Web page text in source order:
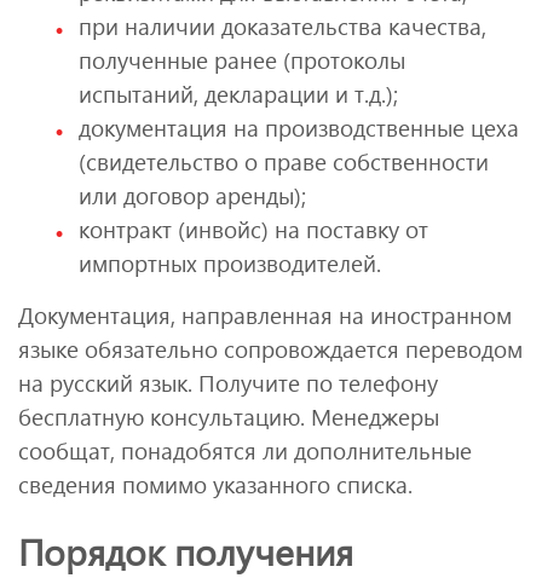
при наличии доказательства качества,
полученные ранее (протоколы
испытаний, декларации и т.д.);
документация на производственные цеха
(свидетельство о праве собственности
или договор аренды);
контракт (инвойс) на поставку от
импортных производителей.
Документация, направленная на иностранном
языке обязательно сопровождается переводом
на русский язык. Получите по телефону
бесплатную консультацию. Менеджеры
сообщат, понадобятся ли дополнительные
сведения помимо указанного списка.
Порядок получения